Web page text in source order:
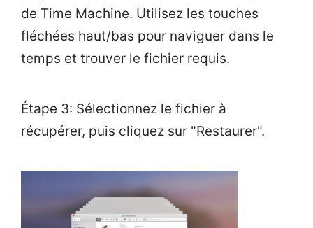
de Time Machine. Utilisez les touches
fléchées haut/bas pour naviguer dans le
temps et trouver le fichier requis.
Étape 3: Sélectionnez le fichier à
récupérer, puis cliquez sur "Restaurer".